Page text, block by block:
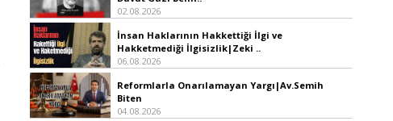
02.08.2026
İnsan Haklarının Hakkettiği İlgi ve
Hakketmediği İlgisizlik|Zeki ..
06.08.2026
Reformlarla Onarılamayan Yargı|Av.Semih
Biten
04.08.2026